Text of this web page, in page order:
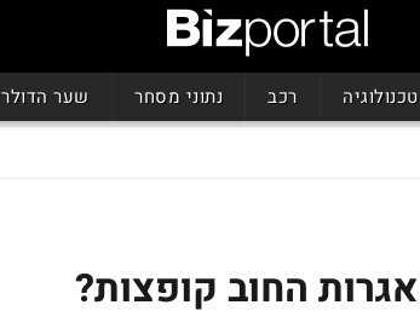
טכנולוגיה רכב נתוני מסחר שער הדולר
החוב קופצות?